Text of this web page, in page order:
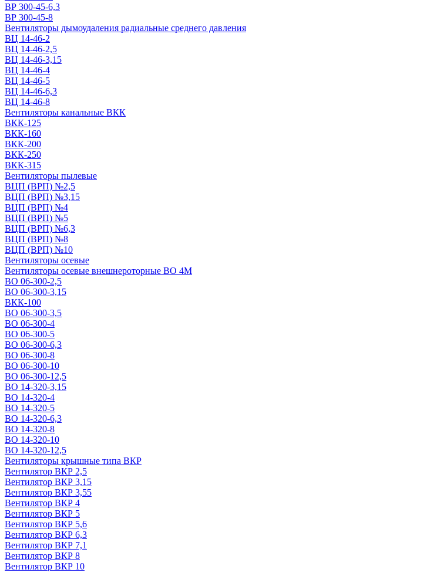
ВР 300-45-6,3
ВР 300-45-8
Вентиляторы дымоудаления радиальные среднего давления
ВЦ 14-46-2
ВЦ 14-46-2,5
ВЦ 14-46-3,15
ВЦ 14-46-4
ВЦ 14-46-5
ВЦ 14-46-6,3
ВЦ 14-46-8
Вентиляторы канальные ВКК
ВКК-125
ВКК-160
ВКК-200
ВКК-250
ВКК-315
Вентиляторы пылевые
ВЦП (ВРП) №2,5
ВЦП (ВРП) №3,15
ВЦП (ВРП) №4
ВЦП (ВРП) №5
ВЦП (ВРП) №6,3
ВЦП (ВРП) №8
ВЦП (ВРП) №10
Вентиляторы осевые
Вентиляторы осевые внешнероторные ВО 4М
ВО 06-300-2,5
ВО 06-300-3,15
ВКК-100
ВО 06-300-3,5
ВО 06-300-4
ВО 06-300-5
ВО 06-300-6,3
ВО 06-300-8
ВО 06-300-10
ВО 06-300-12,5
ВО 14-320-3,15
ВО 14-320-4
ВО 14-320-5
ВО 14-320-6,3
ВО 14-320-8
ВО 14-320-10
ВО 14-320-12,5
Вентиляторы крышные типа ВКР
Вентилятор ВКР 2,5
Вентилятор ВКР 3,15
Вентилятор ВКР 3,55
Вентилятор ВКР 4
Вентилятор ВКР 5
Вентилятор ВКР 5,6
Вентилятор ВКР 6,3
Вентилятор ВКР 7,1
Вентилятор ВКР 8
Вентилятор ВКР 10